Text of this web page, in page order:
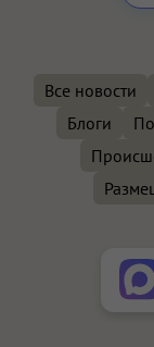
Все новости
Блоги